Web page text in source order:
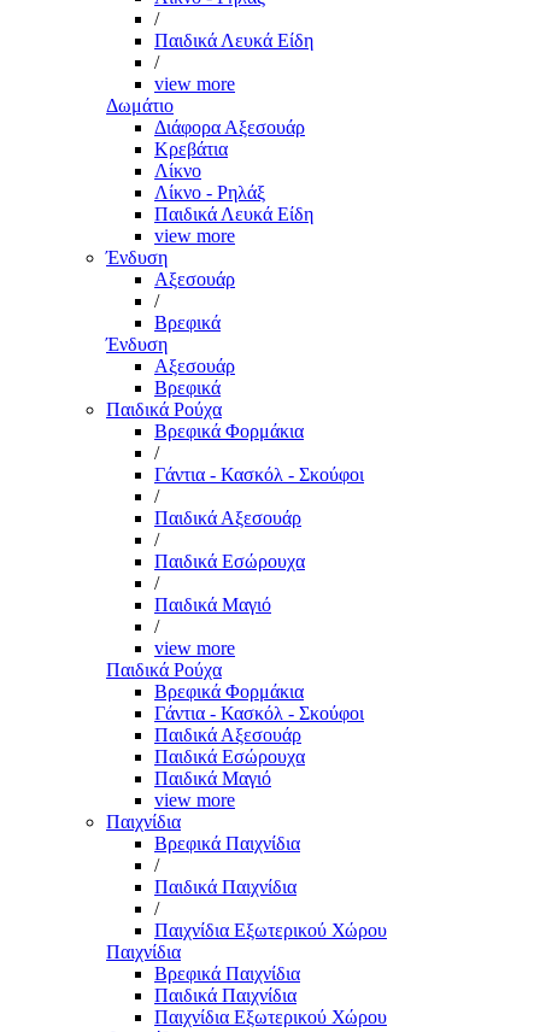
/
Παιδικά Λευκά Είδη
/
view more
Δωμάτιο
Διάφορα Αξεσουάρ
Κρεβάτια
Λίκνο
Λίκνο - Ρηλάξ
Παιδικά Λευκά Είδη
view more
Ένδυση
Αξεσουάρ
/
Βρεφικά
Ένδυση
Αξεσουάρ
Βρεφικά
Παιδικά Ρούχα
Βρεφικά Φορμάκια
/
Γάντια - Κασκόλ - Σκούφοι
/
Παιδικά Αξεσουάρ
/
Παιδικά Εσώρουχα
/
Παιδικά Μαγιό
/
view more
Παιδικά Ρούχα
Βρεφικά Φορμάκια
Γάντια - Κασκόλ - Σκούφοι
Παιδικά Αξεσουάρ
Παιδικά Εσώρουχα
Παιδικά Μαγιό
view more
Παιχνίδια
Βρεφικά Παιχνίδια
/
Παιδικά Παιχνίδια
/
Παιχνίδια Εξωτερικού Χώρου
Παιχνίδια
Βρεφικά Παιχνίδια
Παιδικά Παιχνίδια
Παιχνίδια Εξωτερικού Χώρου